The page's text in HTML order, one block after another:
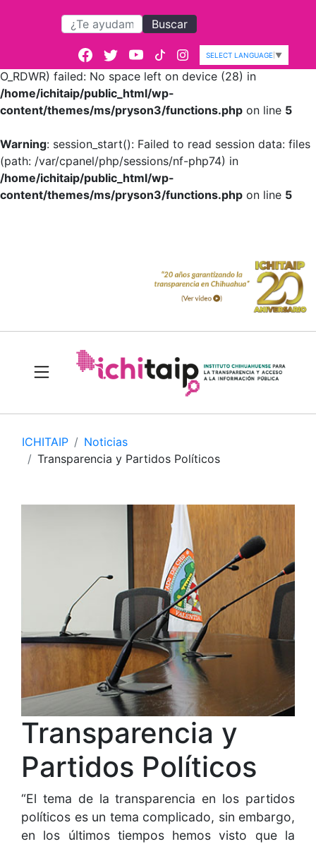
: session_start():
php74/sess_fcc4151c518545614f65095f2c970054,
O_RDWR) failed: No space left on device (28) in
/home/ichitaip/public_html/wp-
content/themes/ms/pryson3/functions.php on line 5
Warning: session_start(): Failed to read session data: files
(path: /var/cpanel/php/sessions/nf-php74) in
/home/ichitaip/public_html/wp-
content/themes/ms/pryson3/functions.php on line 5
Buscar
SELECT LANGUAGE ▼
ICHITAIP
Noticias
Transparencia y Partidos Políticos
Transparencia y
Partidos Políticos
“El tema de la transparencia en los partidos
políticos es un tema complicado, sin embargo,
en los últimos tiempos hemos visto que la